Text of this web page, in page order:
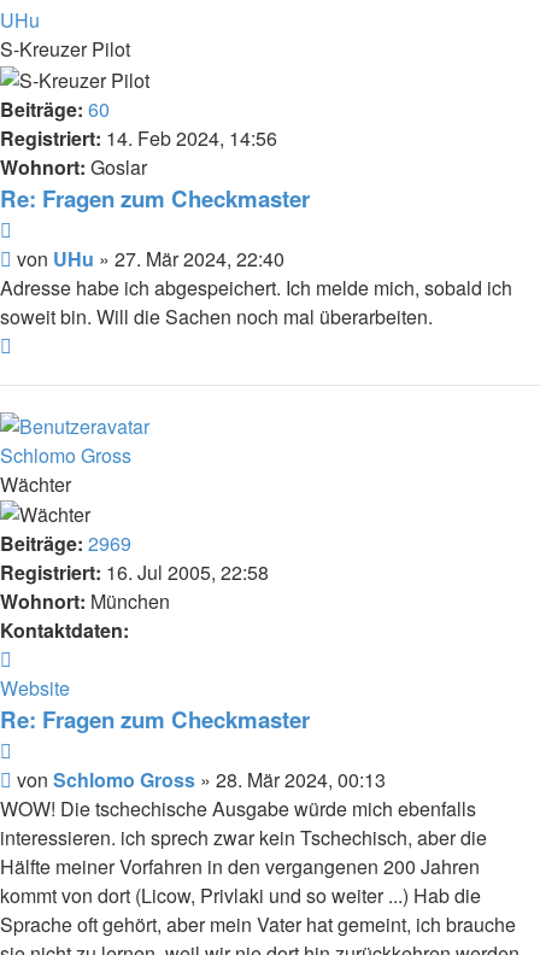
UHu
S-Kreuzer Pilot
Beiträge: 60
Registriert: 14. Feb 2024, 14:56
Wohnort: Goslar
Re: Fragen zum Checkmaster
Beitrag
von UHu » 27. Mär 2024, 22:40
Adresse habe ich abgespeichert. Ich melde mich, sobald ich
soweit bin. Will die Sachen noch mal überarbeiten.
Schlomo Gross
Wächter
Beiträge: 2969
Registriert: 16. Jul 2005, 22:58
Wohnort: München
Kontaktdaten:
von
Schlomo
Website
Re: Fragen zum Checkmaster
Beitrag
von Schlomo Gross » 28. Mär 2024, 00:13
WOW! Die tschechische Ausgabe würde mich ebenfalls
interessieren. ich sprech zwar kein Tschechisch, aber die
Hälfte meiner Vorfahren in den vergangenen 200 Jahren
kommt von dort (Licow, Privlaki und so weiter ...) Hab die
Sprache oft gehört, aber mein Vater hat gemeint, ich brauche